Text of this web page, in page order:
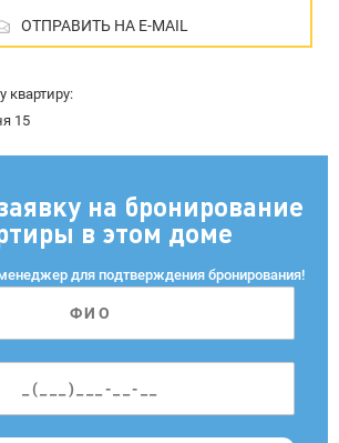
ОТПРАВИТЬ НА E-MAIL
квартиру:
15
на бронирование
в этом доме
для подтверждения бронирования!